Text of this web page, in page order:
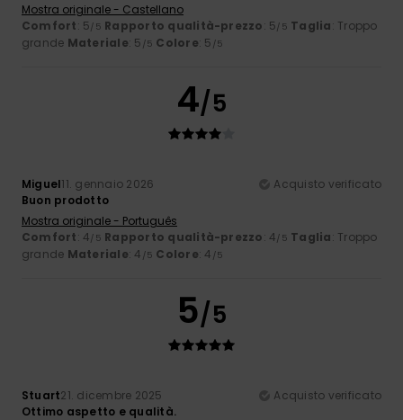
Mostra originale - Castellano
Comfort: 5/5 Rapporto qualità-prezzo: 5/5 Taglia: Troppo
grande Materiale: 5 /5 Colore: 5 /5
4/5
Miguel11. gennaio 2026
Acquisto verificato
Buon prodotto
Mostra originale - Português
Comfort: 4/5 Rapporto qualità-prezzo: 4/5 Taglia: Troppo
grande Materiale: 4 /5 Colore: 4 /5
5/5
Stuart21. dicembre 2025
Acquisto verificato
Ottimo aspetto e qualità.